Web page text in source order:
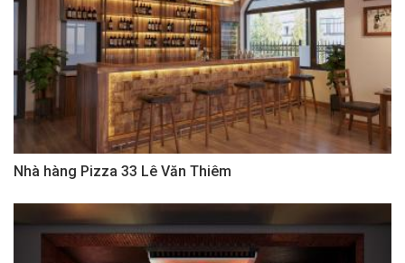
Nhà hàng Pizza 33 Lê Văn Thiêm